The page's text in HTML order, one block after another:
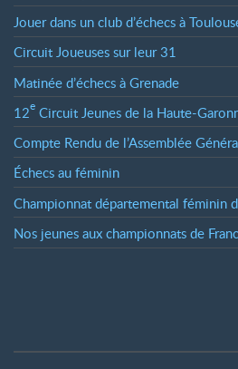
Jouer dans un club d’échecs à
Circuit Joueuses sur leur 31
Matinée d’échecs à Grenade
12e Circuit Jeunes de la Haute-
Compte Rendu de l’Assemblée
Échecs au féminin
Championnat départemental féminin
Nos jeunes aux championnats de